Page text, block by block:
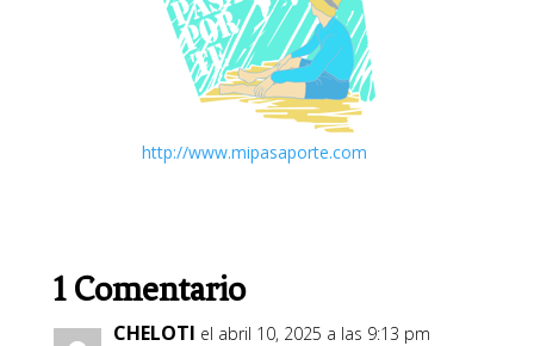
http://www.mipasaporte.com
1 Comentario
CHELOTI el abril 10, 2025 a las 9:13 pm